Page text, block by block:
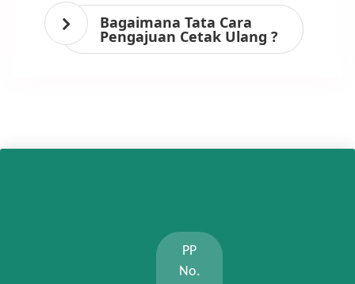
Bagaimana Tata Cara
Pengajuan Cetak Ulang ?
PP
No.